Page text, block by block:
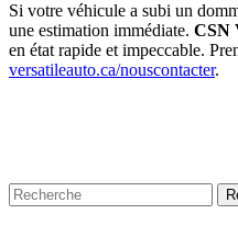
Si votre véhicule a subi un
une estimation immédiate. CSN
en état rapide et impeccable.
versatileauto.ca/nouscontacter.